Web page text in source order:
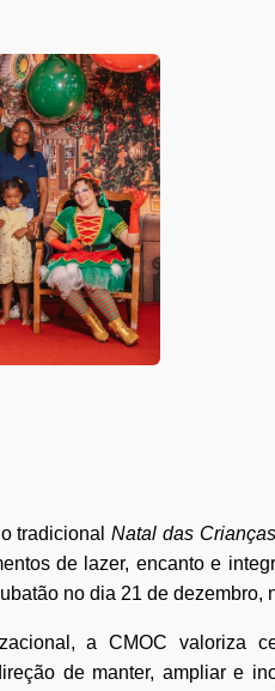
tradicionalNatal das Crianças
de lazer, encanto e
no dia 21 de dezembro,
a CMOC valoriza
de manter, ampliar e